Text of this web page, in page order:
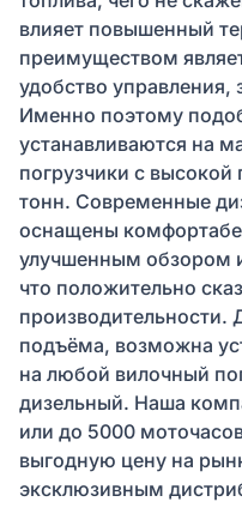
влияет повышенный
преимуществом
удобство управления,
Именно поэтому
устанавливаются на
погрузчики с
тонн. Современные
оснащены
улучшенным обзором
что положительно
производительности.
подъёма, возможна
на любой вилочный
дизельный. Наша
или до 5000
выгодную цену на
эксклюзивным